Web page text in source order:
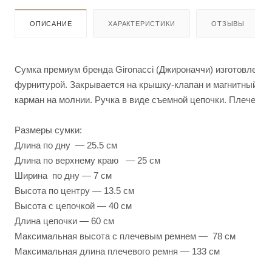
ОПИСАНИЕ ХАРАКТЕРИСТИКИ ОТЗЫВЫ
Cумка премиум бренда Gironacci (Джироначчи)
фурнитурой. Закрывается на крышку-клапан и
карман на молнии. Ручка в виде съемной цепочки.
Размеры сумки:
Длина по дну — 25.5 см
Длина по верхнему краю — 25 см
Ширина по дну — 7 см
Высота по центру — 13.5 см
Высота с цепочкой — 40 см
Длина цепочки — 60 см
Максимальная высота с плечевым ремнем — 78 см
Максимальная длина плечевого ремня — 133 см